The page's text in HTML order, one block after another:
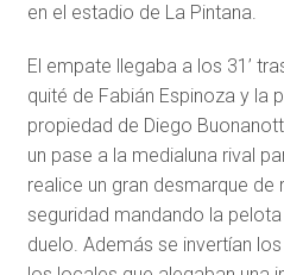
en el estadio de La Pintana.
El empate llegaba a los 31’
quité de Fabián Espinoza y la
propiedad de Diego
un pase a la medialuna rival
realice un gran desmarque de
seguridad mandando la
duelo. Además se invertían